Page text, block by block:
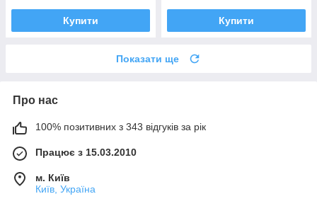
Купити Купити
Показати ще
Про нас
100% позитивних з 343 відгуків за рік
Працює з 15.03.2010
м. Київ
Київ, Україна